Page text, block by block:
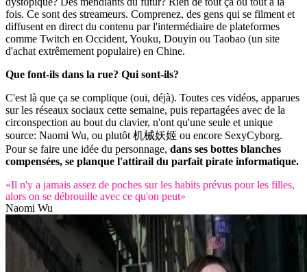
fois. Ce sont des streameurs. Comprenez, des gens qui se filment et
diffusent en direct du contenu par l'intermédiaire de plateformes
comme Twitch en Occident, Youku, Douyin ou Taobao (un site
d'achat extrêmement populaire) en Chine.
Que font-ils dans la rue? Qui sont-ils?
C'est là que ça se complique (oui, déjà). Toutes ces vidéos, apparues
sur les réseaux sociaux cette semaine, puis repartagées avec de la
circonspection au bout du clavier, n'ont qu'une seule et unique
source: Naomi Wu, ou plutôt 机械妖姬 ou encore SexyCyborg.
Pour se faire une idée du personnage, dans ses bottes blanches
compensées, se planque l'attirail du parfait pirate informatique.
«Il n'y a jamais assez de poches sur les habits prévus pour les filles,
alors on se débrouille avec ce qu'on peut»
Naomi Wu